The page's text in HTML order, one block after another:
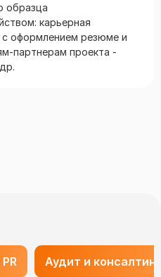
образца
карьерная
оформлением резюме и
партнерам проекта -
Аудит и консалтинг